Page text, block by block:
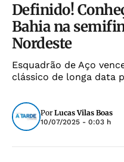
Definido!
Bahia na
Nordeste
Esquadrão de Aço
clássico de longa data
Por Lucas Vilas Boas
10/07/2025 - 0:03 h